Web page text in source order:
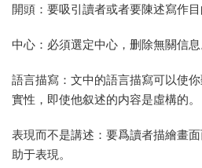
開頭：要吸引讀者或者要陳述寫作目
中心：必須選定中心，删除無關信息
語言描寫：文中的語言描寫可以使
實性，即使他叙述的内容是虛構的。
表現而不是講述：要爲讀者描繪畫
助于表現。